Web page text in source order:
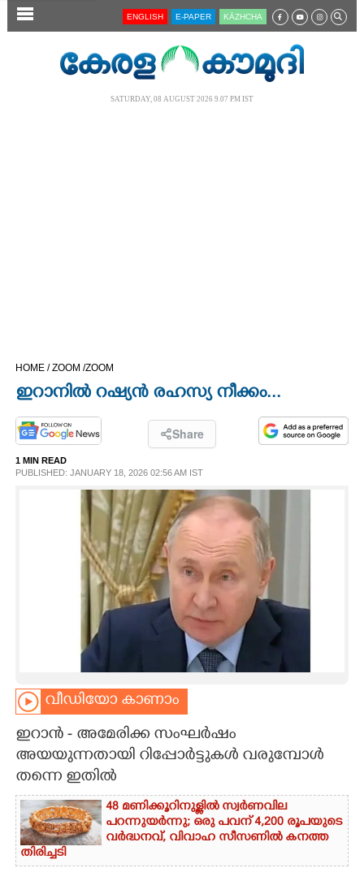
SECTIONS
OPINION
PHOTOS
ASTRO
CARTOONS
LITERATURE
ZOOM
ENGLISH E-PAPER KĀZHCHA
SATURDAY, 08 AUGUST 2026 9.07 PM IST
HOME /ZOOM /ZOOM
ഇറാനിൽ റഷ്യൻ രഹസ്യ നീക്കം...
Share
1 MIN READ
PUBLISHED: JANUARY 18, 2026 02:56 AM IST
വീഡിയോ കാണാം
ഇറാൻ - അമേരിക്ക സംഘർഷം
അയയുന്നതായി റിപ്പോർട്ടുകൾ വരുമ്പോൾ
തന്നെ ഇതിൽ
48 മണിക്കൂറിനുള്ളിൽ സ്വർണവില
പറന്നുയർന്നു; ഒരു പവന് 4,200 രൂപയുടെ
വർദ്ധനവ്, വിവാഹ സീസണിൽ കനത്ത
തിരിച്ചടി